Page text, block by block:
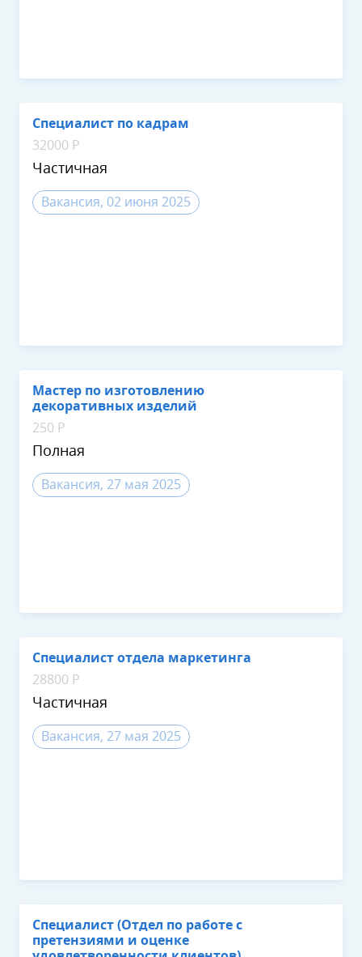
Специалист по кадрам
32000 Р
Частичная
Вакансия, 02 июня 2025
Мастер по изготовлению
декоративных изделий
250 Р
Полная
Вакансия, 27 мая 2025
Специалист отдела маркетинга
28800 Р
Частичная
Вакансия, 27 мая 2025
Специалист (Отдел по работе с
претензиями и оценке